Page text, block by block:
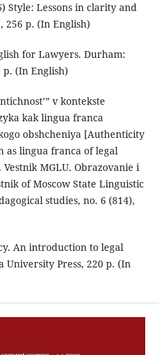
Style: Lessons in clarity and
256 p. (In English)
for Lawyers. Durham:
p. (In English)
v kontekste
kak lingua franca
obshcheniya [Authenticity
as lingua franca of legal
MGLU. Obrazovanie i
of Moscow State Linguistic
studies, no. 6 (814),
An introduction to legal
University Press, 220 p. (In